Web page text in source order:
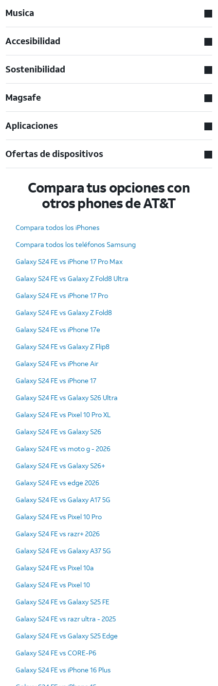
Musica
Accesibilidad
Sostenibilidad
Magsafe
Aplicaciones
Ofertas de dispositivos
Compara tus opciones con
otros phones de AT&T
Compara todos los iPhones
Compara todos los teléfonos Samsung
Galaxy S24 FE vs iPhone 17 Pro Max
Galaxy S24 FE vs Galaxy Z Fold8 Ultra
Galaxy S24 FE vs iPhone 17 Pro
Galaxy S24 FE vs Galaxy Z Fold8
Galaxy S24 FE vs iPhone 17e
Galaxy S24 FE vs Galaxy Z Flip8
Galaxy S24 FE vs iPhone Air
Galaxy S24 FE vs iPhone 17
Galaxy S24 FE vs Galaxy S26 Ultra
Galaxy S24 FE vs Pixel 10 Pro XL
Galaxy S24 FE vs Galaxy S26
Galaxy S24 FE vs moto g - 2026
Galaxy S24 FE vs Galaxy S26+
Galaxy S24 FE vs edge 2026
Galaxy S24 FE vs Galaxy A17 5G
Galaxy S24 FE vs Pixel 10 Pro
Galaxy S24 FE vs razr+ 2026
Galaxy S24 FE vs Galaxy A37 5G
Galaxy S24 FE vs Pixel 10a
Galaxy S24 FE vs Pixel 10
Galaxy S24 FE vs Galaxy S25 FE
Galaxy S24 FE vs razr ultra - 2025
Galaxy S24 FE vs Galaxy S25 Edge
Galaxy S24 FE vs CORE-P6
Galaxy S24 FE vs iPhone 16 Plus